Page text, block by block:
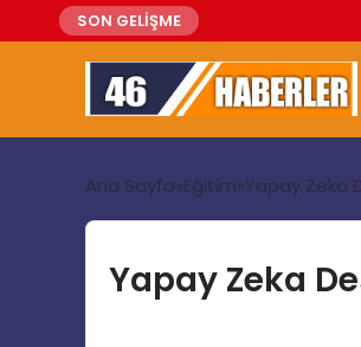
SON GELİŞME
Ana Sayfa Eğitim Yapay Zeka
Yapay Zeka